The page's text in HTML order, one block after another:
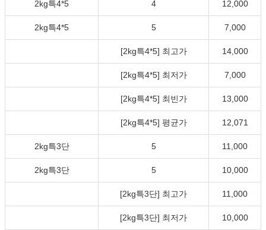
2kg특4*5 4 12,000
2kg특4*5 5 7,000
[2kg특4*5] 최고가 14,000
[2kg특4*5] 최저가 7,000
[2kg특4*5] 최빈가 13,000
[2kg특4*5] 평균가 12,071
2kg특3단 5 11,000
2kg특3단 5 10,000
[2kg특3단] 최고가 11,000
[2kg특3단] 최저가 10,000